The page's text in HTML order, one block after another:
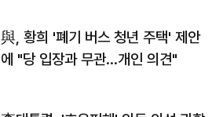
與, 황희 '폐기 버스 청년 주택' 제안
에 "당 입장과 무관…개인 의견"